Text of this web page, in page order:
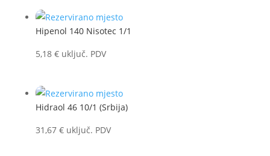
Hipenol 140 Nisotec 1/1
5,18 € uključ. PDV
Hidraol 46 10/1 (Srbija)
31,67 € uključ. PDV